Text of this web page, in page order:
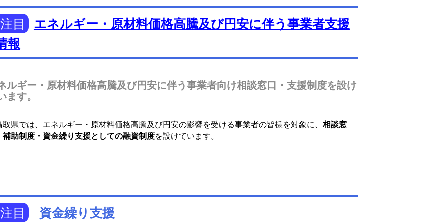
注目
エネルギー・原材料価格高騰及び円安に伴う事業者支援
報
ルギー・原材料価格高騰及び円安に伴う事業者向け相談窓口・支援制度を設け
ます。
県では、エネルギー・原材料価格高騰及び円安の影響を受ける事業者の皆様を対象に、 相談窓
補助制度・資金繰り支援としての融資制度を設けています。
注目 資金繰り支援